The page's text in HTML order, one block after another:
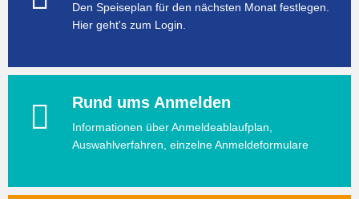
Den Speiseplan für den nächsten Monat festlegen.
Hier geht's zum Login.
Rund ums Anmelden
Informationen über Anmeldeablaufplan,
Auswahlverfahren, einzelne Anmeldeformulare